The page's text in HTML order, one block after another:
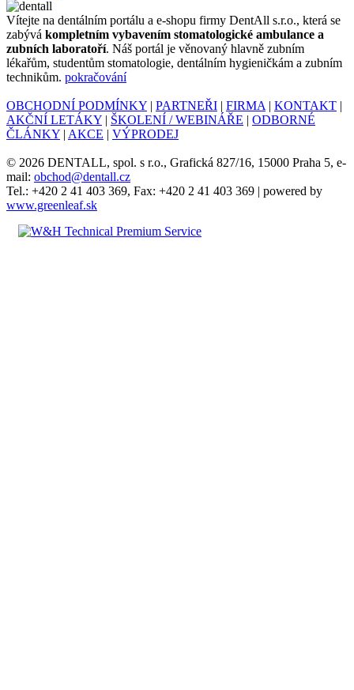
Ví­tejte na dentálním portálu a e-shopu firmy DentAll s.r.o., která se
zabývá kompletním vybavením stomatologické ambulance a
zubních laboratoří. Náš portál je věnovaný hlavně zubním
lékařům, studentům stomatologie, dentálním hygieničkám a zubním
technikům. pokračování
OBCHODNÍ PODMÍNKY PARTNEŘI FIRMA| KONTAKT
AKČNÍ LETÁKY
ŠKOLENÍ / WEBINÁŘE
ODBORNÉ
ČLÁNKY AKCE VÝPRODEJ
© 2026 DENTALL, spol. s r.o., Grafická 827/16, 15000 Praha 5, e-
mail: obchod@dentall.cz
Tel.: +420 2 41 403 369, Fax: +420 2 41 403 369 | powered by
www.greenleaf.sk